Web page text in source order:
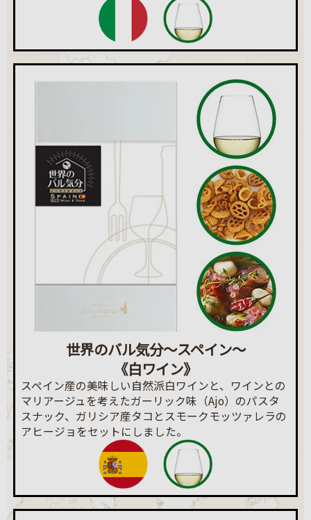
世界のバル気分～スペイン～
《白ワイン》
スペイン産の美味しい自然派白ワインと、ワインとの
マリアージュを考えたガーリック味（Ajo）のパスタ
スナック、ガリシア産タコとスモークモッツァレラの
アヒージョをセットにしました。